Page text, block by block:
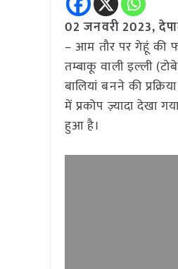
02 जनवरी 2023,
– आम तौर पर गेहूं की
तम्बाकू वाली इल्ली
बालियां बनने की
में प्रकोप ज़्यादा देखा
हुआ है।